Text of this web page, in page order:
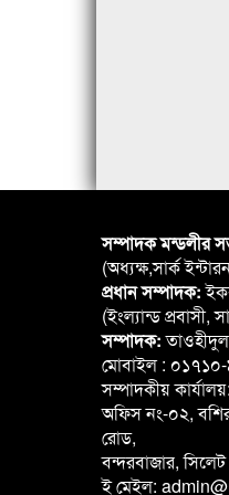
সম্পাদক মন্ডলীর
(অধ্যক্ষ,সার্ক
প্রধান সম্পাদক:
(ইংল্যান্ড প্রবাসী,
সম্পাদক:
মোবাইল :
সম্পাদকীয় কার্যালয়:
অফিস নং-০২, বশির
রোড,
বন্দরবাজার,
ই মেইল: